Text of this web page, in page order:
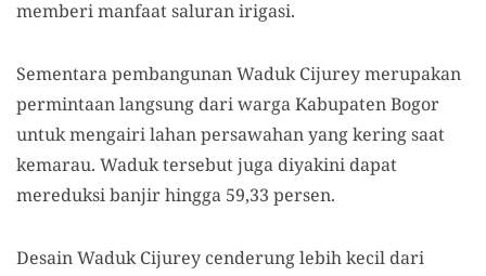
memberi manfaat saluran irigasi.
Sementara pembangunan Waduk Cijurey merupakan
permintaan langsung dari warga Kabupaten Bogor
untuk mengairi lahan persawahan yang kering saat
kemarau. Waduk tersebut juga diyakini dapat
mereduksi banjir hingga 59,33 persen.
Desain Waduk Cijurey cenderung lebih kecil dari